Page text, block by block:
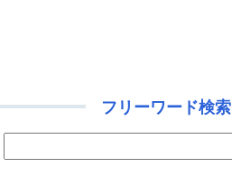
フリーワード検索